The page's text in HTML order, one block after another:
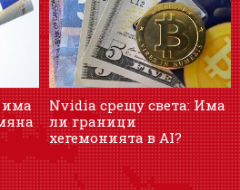
има
Nvidia срещу света: Има
ли граници
хегемонията в AI?